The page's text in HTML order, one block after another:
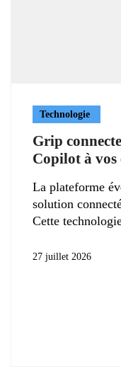
Technologie
Grip
Copilot à vos
La plateforme
solution
Cette
27 juillet 2026